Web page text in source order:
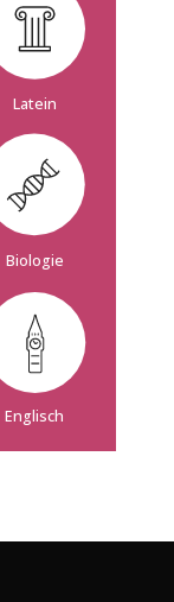
Latein
Biologie
Englisch